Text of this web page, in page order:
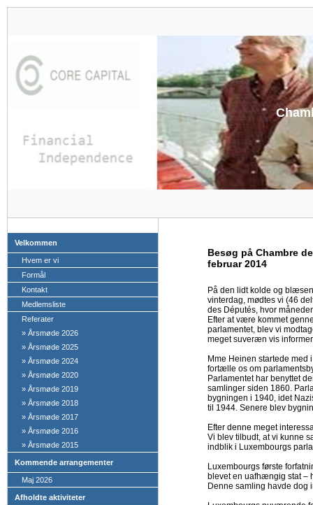
Velkommen
Hvem er vi
Formål
Kontakt
Medlemsliste
Referater
» Årsmøde 2026
» Årsmøde 2025
» Årsmøde 2024
» Årsmøde 2020
» Årsmøde 2019
» Årsmøde 2018
» Årsmøde 2017
» Årsmøde 2016
» Årsmøde 2015
Kommende arrangementer
Maj 2026
Afholdte aktiviteter
Besøg på Chambre
februar 2014
På den lidt kolde og
vinterdag, mødtes vi (46
des Députés, hvor
Efter at være kommet
parlamentet, blev vi
meget suveræn vis
Mme Heinen startede med
fortælle os om
Parlamentet har benyttet
samlinger siden 1860.
bygningen i 1940, idet
til 1944. Senere blev
Efter denne meget
Vi blev tilbudt, at vi kunne
indblik i Luxembourgs
Luxembourgs første
blevet en uafhængig stat –
Denne samling havde dog